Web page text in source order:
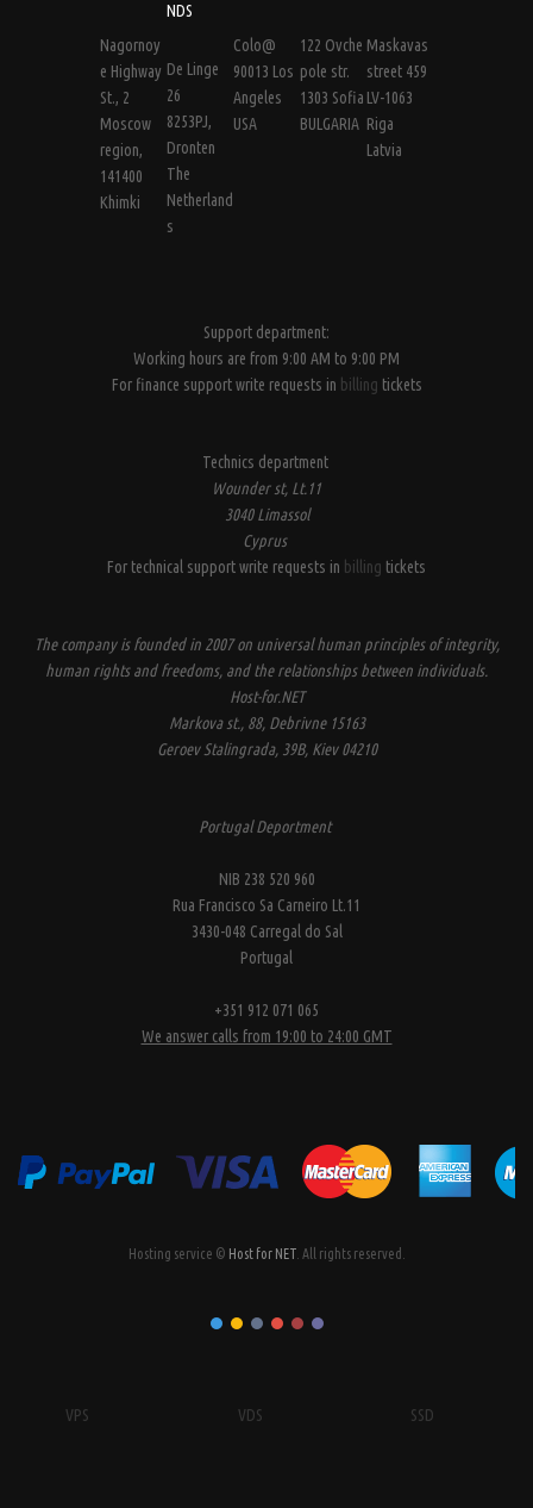
Nagornoy
e Highway
St., 2
Moscow
region,
141400
Khimki
NDS
De Linge
26
8253PJ,
Dronten
The
Netherland
s
Colo@
90013 Los
Angeles
USA
122 Ovche
pole str.
1303 Sofia
BULGARIA
Maskavas
street 459
LV-1063
Riga
Latvia
Support department:
Working hours are from 9:00 AM to 9:00 PM
For finance support write requests in billing tickets
Technics department
Wounder st, Lt.11
3040 Limassol
Cyprus
For technical support write requests in billing tickets
The company is founded in 2007 on universal human principles of integrity,
human rights and freedoms, and the relationships between individuals.
Host-for.NET
Markova st., 88, Debrivne 15163
Geroev Stalingrada, 39B, Kiev 04210
Portugal Deportment
NIB 238 520 960
Rua Francisco Sa Carneiro Lt.11
3430-048 Carregal do Sal
Portugal
+351 912 071 065
We answer calls from 19:00 to 24:00 GMT
Hosting service © Host for NET. All rights reserved.
VPS VDS SSD